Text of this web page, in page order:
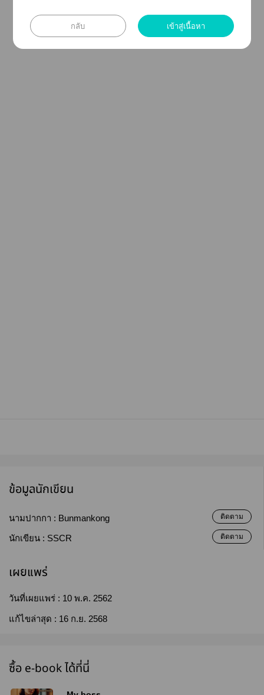
ข้อมูลนักเขียน
นามปากกา : Bunmankong ติดตาม
นักเขียน : SSCR ติดตาม
เผยแพร่
วันที่เผยแพร่ : 10 พ.ค. 2562
แก้ไขล่าสุด : 16 ก.ย. 2568
ซื้อ e-book ได้ที่นี่
กลับ เข้าสู่เนื้อหา